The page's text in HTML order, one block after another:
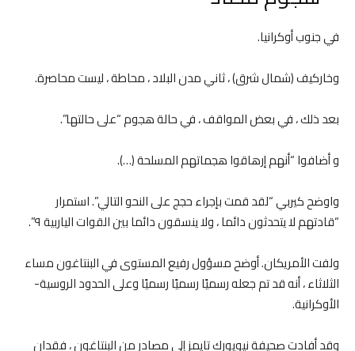
في جنوب أوكرانيا.
وخاركيف (شمال شرق) ، ثاني مدن البلاد ، محاطة ، ليست محاصرة.
بعد ذلك ، في بعض المواقف ، في حالة هجوم “على حالتها”.
و أضافوا “أنهم إرهاقوا هجماتهم المسلحة (…).
واوضح كيربي “لقد قمت بإجراء حجج على النحو التالي”. استمرار
“قادتهم لا يتحدثون دائما ، ولا ينسقون دائما بين القوات الياربية ٩”.
ولفت الأمريكان. أوضح مسؤول رفيع المستوى في البنتاغون مساء
الثلاثاء ، أنه قد تم جعله رسميًا رسميًا رسميًا وعلى الحدود الروسية-
الأوكرانية.
وقد أفادت صحيفة نيويورك تايمز إلى مصادر من البنتاغون ، فقدان